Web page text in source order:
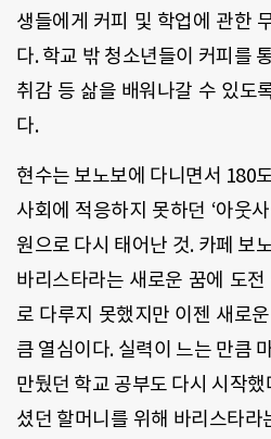
생들에게 커피 및 학업에 관한
다. 학교 밖 청소년들이 커피를
취감 등 삶을 배워나갈 수 있도
다.
현수는 보노보에 다니면서 180
사회에 적응하지 못하던 ‘아웃
원으로 다시 태어난 것. 카페 보
바리스타라는 새로운 꿈에 도
로 다루지 못했지만 이젠 새로
큼 열심이다. 실력이 느는 만큼
만뒀던 학교 공부도 다시 시작
셨던 할머니를 위해 바리스타라